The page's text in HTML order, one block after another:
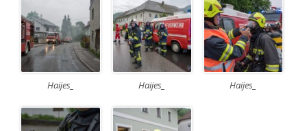
Haijes_ Haijes_ Haijes_